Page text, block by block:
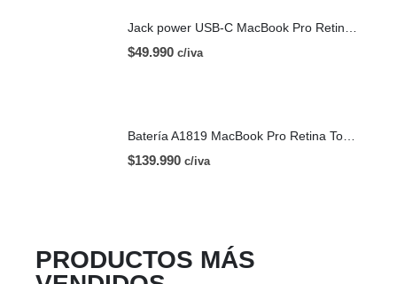
$49.990 c/iva
$139.990 c/iva
PRODUCTOS MÁS